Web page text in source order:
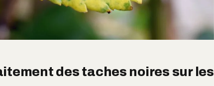
des taches noires sur les